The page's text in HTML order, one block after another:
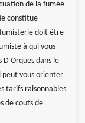
de la fumée
constitue
doit être
à qui vous
D Orques dans le
peut vous orienter
tarifs raisonnables
de couts de